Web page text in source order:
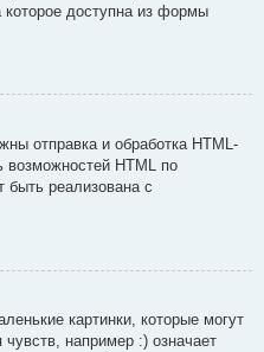
которое доступна из формы
отправка и обработка HTML-
HTML по
реализована с
картинки, которые могут
например :) означает